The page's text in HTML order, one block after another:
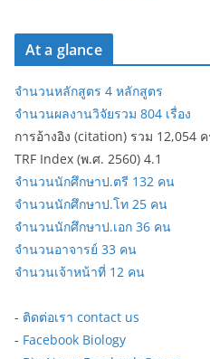
At a glance
จำนวนหลักสูตร 4 หลักสูตร
จำนวนผลงานวิจัยรวม 804 เรื่อง
การอ้างอิง (citation) รวม 12,054 ค
TRF Index (พ.ศ. 2560) 4.1
จำนวนนักศึกษาป.ตรี 132 คน
จำนวนนักศึกษาป.โท 25 คน
จำนวนนักศึกษาป.เอก 36 คน
จำนวนอาจารย์ 33 คน
จำนวนเจ้าหน้าที่ 12 คน
- ติดต่อเรา contact us
- Facebook Biology